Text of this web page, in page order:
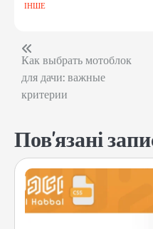
ІНШЕ
Навігація
записів
Как выбрать мотоблок
для дачи: важные
критерии
Пов'язані